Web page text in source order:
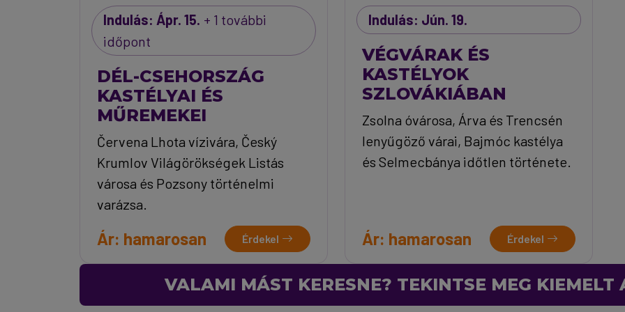
Indulás: Ápr. 15. + 1 további
időpont
DÉL-CSEHORSZÁG
KASTÉLYAI ÉS
MŰREMEKEI
Červena Lhota vízivára, Český
Krumlov Világörökségek Listás
városa és Pozsony történelmi
varázsa.
Ár: hamarosan Érdekel
Indulás: Jún. 19.
VÉGVÁRAK ÉS
KASTÉLYOK
SZLOVÁKIÁBAN
Zsolna óvárosa, Árva és Trencsén
lenyűgöző várai, Bajmóc kastélya
és Selmecbánya időtlen története.
Ár: hamarosan Érdekel
VALAMI MÁST KERESNE? TEKINTSE MEG